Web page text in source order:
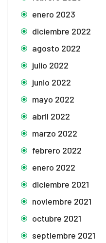
enero 2023
diciembre 2022
agosto 2022
julio 2022
junio 2022
mayo 2022
abril 2022
marzo 2022
febrero 2022
enero 2022
diciembre 2021
noviembre 2021
octubre 2021
septiembre 2021